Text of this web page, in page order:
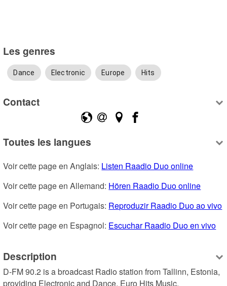
Les genres
Dance Electronic Europe Hits
Contact
Toutes les langues
Voir cette page en Anglais: Listen Raadio Duo online
Voir cette page en Allemand: Hören Raadio Duo online
Voir cette page en Portugais: Reproduzir Raadio Duo ao vivo
Voir cette page en Espagnol: Escuchar Raadio Duo en vivo
Description
D-FM 90.2 is a broadcast Radio station from Tallinn, Estonia,
providing Electronic and Dance, Euro Hits Music.